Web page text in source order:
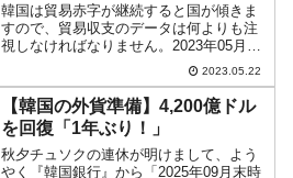
韓国は貿易赤字が継続すると国が傾きま
すので、貿易収支のデータは何よりも注
視しなければなりません。2023年05月22
日、韓国の関税庁から「05月01～20日 輸
出入実績（通関基準暫定値）」のデータ
が公表されました。以下をご覧くださ
い。05月...
2023.05.22
【韓国の外貨準備】4,200億ドル
を回復「1年ぶり！」
秋夕チュソクの連休が明けまして、よう
やく『韓国銀行』から「2025年09月末時